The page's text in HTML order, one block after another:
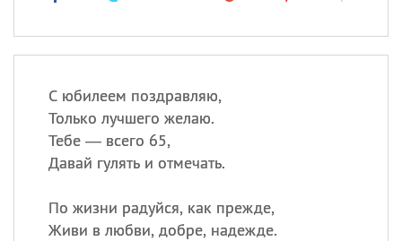
С юбилеем поздравляю,
Только лучшего желаю.
Тебе — всего 65,
Давай гулять и отмечать.
По жизни радуйся, как прежде,
Живи в любви, добре, надежде.